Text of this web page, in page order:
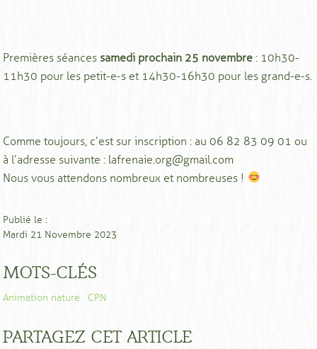
Premières séances samedi prochain 25 novembre : 10h30-
11h30 pour les petit-e-s et 14h30-16h30 pour les grand-e-s.
Comme toujours, c’est sur inscription : au 06 82 83 09 01 ou
à l’adresse suivante : lafrenaie.org@gmail.com
Nous vous attendons nombreux et nombreuses !
Publié le :
Mardi 21 Novembre 2023
MOTS-CLÉS
Animation nature CPN
PARTAGEZ CET ARTICLE